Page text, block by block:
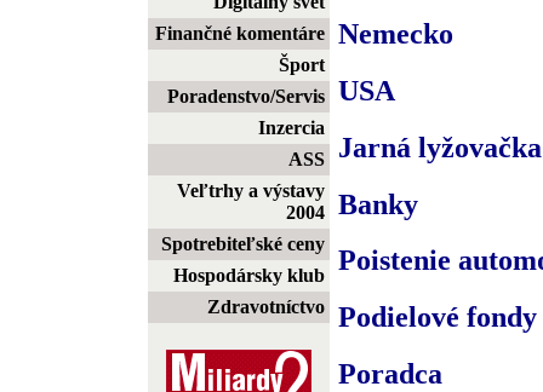
Finančné komentáre
Šport
Poradenstvo/Servis
Inzercia
ASS
Veľtrhy a výstavy
2004
Spotrebiteľské ceny
Hospodársky klub
Zdravotníctvo
Nemecko
USA
Jarná lyžovačka
Banky
Poistenie
Podielové fondy
Poradca